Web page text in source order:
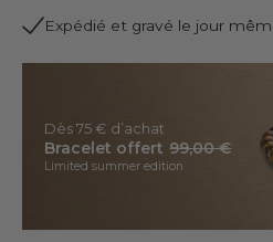
Expédié et gravé le jour
Dès 75 € d’achat
Bracelet offert 99,00 €
Limited summer edition